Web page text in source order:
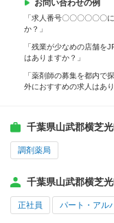
お問い合わせの例
「求人番号〇〇〇〇〇〇
か？」
「残業が少なめの店舗を
はありますか？」
「薬剤師の募集を都内で
外におすすめの求人はあ
千葉県山武郡横芝
調剤薬局
千葉県山武郡横芝
正社員 パート・アル